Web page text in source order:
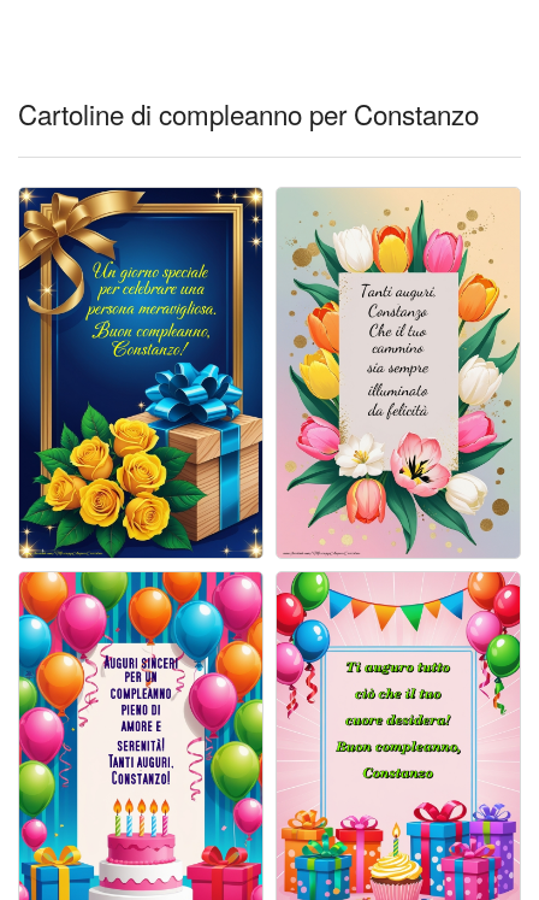
Cartoline musicali
Cartoline animate
Accedi
Cartoline di compleanno per Constanzo